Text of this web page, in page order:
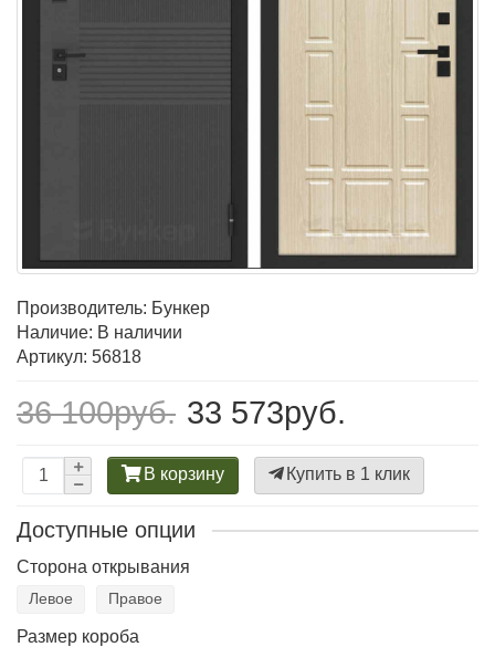
Производитель: Бункер
Наличие: В наличии
Артикул: 56818
36 100руб. 33 573руб.
В корзину Купить в 1 клик
Доступные опции
Сторона открывания
Левое Правое
Размер короба